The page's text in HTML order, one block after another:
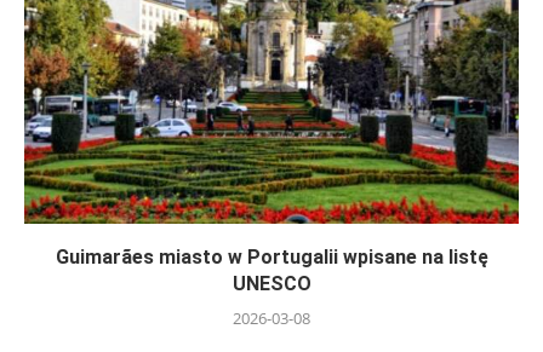
Guimarães miasto w Portugalii wpisane na listę
UNESCO
2026-03-08